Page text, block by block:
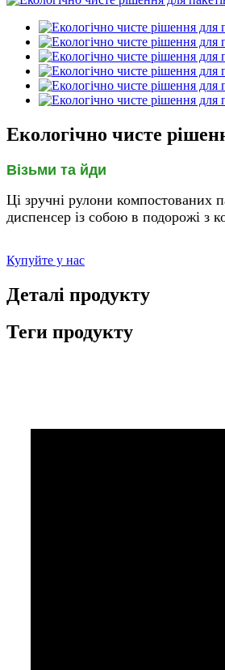
Екологічно чисте
Візьми та йди
Ці зручні рулони компостованих
диспенсер із собою в подорожі з
Купуйте у нас
Деталі продукту
Теги продукту